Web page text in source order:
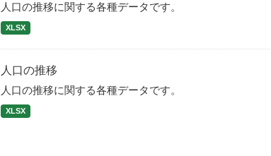
人口の推移に関する各種データです。
XLSX
人口の推移
人口の推移に関する各種データです。
XLSX